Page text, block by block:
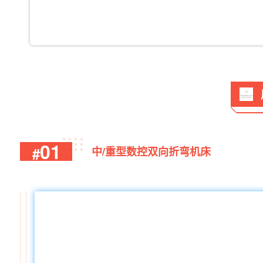
#01 中/重型数控双向折弯机床